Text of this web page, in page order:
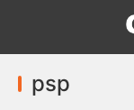
psp